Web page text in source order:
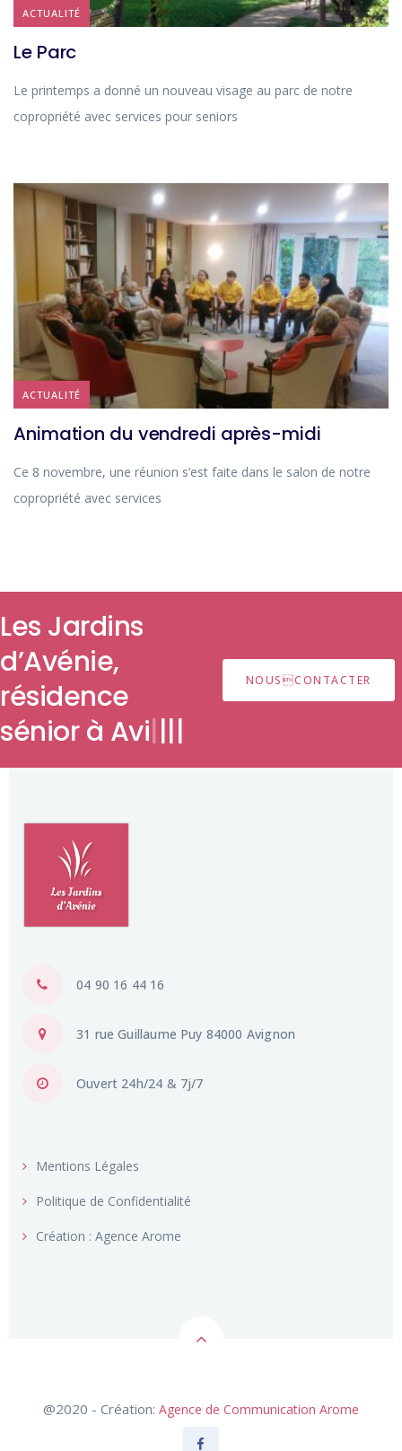
ACTUALITÉ
Le Parc
Le printemps a donné un nouveau visage au parc de notre
copropriété avec services pour seniors
ACTUALITÉ
Animation du vendredi après-midi
Ce 8 novembre, une réunion s’est faite dans le salon de notre
copropriété avec services
Les Jardins
d’Avénie,
résidence
sénio||||
NOUSCONTACTER
04 90 16 44 16
31 rue Guillaume Puy 84000 Avignon
Ouvert 24h/24 & 7j/7
Mentions Légales
Politique de Confidentialité
Création : Agence Arome
@2020 - Création: Agence de Communication Arome